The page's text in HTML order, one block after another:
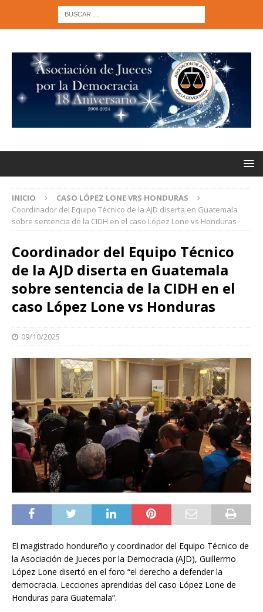
INICIO
CASO LÓPEZ LONE VRS HONDURAS
Coordinador del Equipo Técnico de la AJD diserta en Guatemala
sobre sentencia de la CIDH en el caso López Lone vs Honduras
Coordinador del Equipo Técnico
de la AJD diserta en Guatemala
sobre sentencia de la CIDH en el
caso López Lone vs Honduras
09/10/2025
El magistrado hondureño y coordinador del Equipo Técnico de
la Asociación de Jueces por la Democracia (AJD), Guillermo
López Lone disertó en el foro “el derecho a defender la
democracia. Lecciones aprendidas del caso López Lone de
Honduras para Guatemala”.